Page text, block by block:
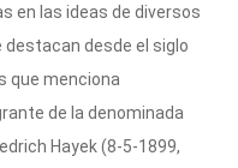
en las ideas de diversos
desde el siglo
que menciona
de la denominada
Hayek (8-5-1899,